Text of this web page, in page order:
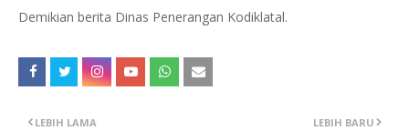
Demikian berita Dinas Penerangan Kodiklatal.
LEBIH BARU
LEBIH LAMA